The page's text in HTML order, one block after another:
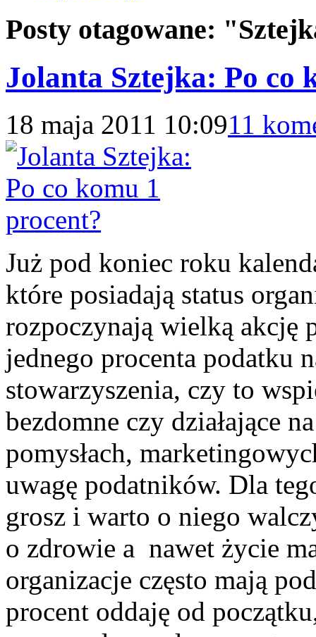
Posty otagowane:
Jolanta Sztejka: Po co
18 maja 2011 10:0911
Już pod koniec roku
które posiadają status
rozpoczynają wielką akcję
jednego procenta podatku
stowarzyszenia, czy to
bezdomne czy działające
pomysłach,
uwagę podatników. Dla
grosz i warto o niego
o zdrowie a nawet życie
organizacje często mają
procent oddaję od